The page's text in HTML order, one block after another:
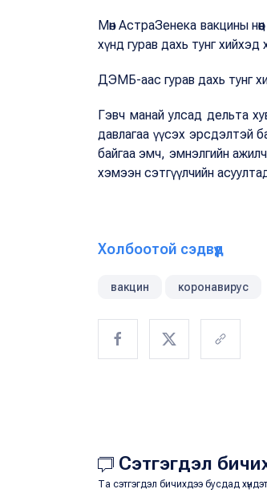
Мөн АстраЗенека вакцины
хүнд гурав дахь тунг хийхэд
ДЭМБ-аас гурав дахь тунг
Гэвч манай улсад дельта
давлагаа үүсэх эрсдэлтэй
байгаа эмч, эмнэлгийн
хэмээн сэтгүүлчийн
Холбоотой сэдвүүд
вакцин коронавирус
Сэтгэгдэл
Та сэтгэгдэл бичихдээ бусдад